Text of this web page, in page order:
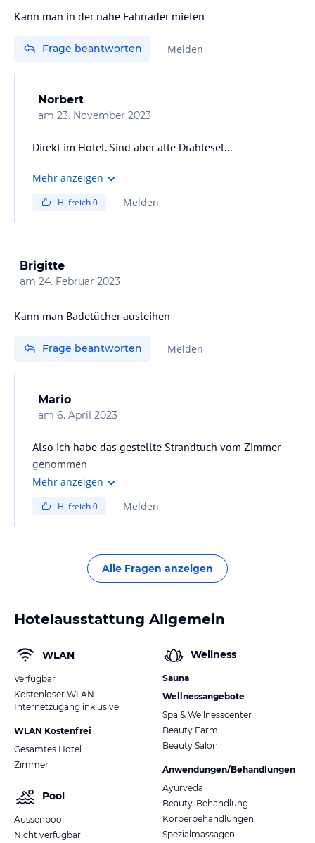
Frage beantworten Melden
Norbert
am 23. November 2023
Direkt im Hotel. Sind aber alte Drahtesel...
Mehr anzeigen
Hilfreich0 Melden
Brigitte
am 24. Februar 2023
Kann man Badetücher ausleihen
Frage beantworten Melden
Mario
am 6. April 2023
Also ich habe das gestellte Strandtuch vom Zimmer
genommen
Mehr anzeigen
Hilfreich0 Melden
Alle Fragen anzeigen
Hotelausstattung Allgemein
WLAN
Verfügbar
Kostenloser WLAN-
Internetzugang inklusive
WLAN Kostenfrei
Gesamtes Hotel
Zimmer
Pool
Aussenpool
Nicht verfügbar
Wellness
Sauna
Wellnessangebote
Spa & Wellnesscenter
Beauty Farm
Beauty Salon
Anwendungen/Behandlungen
Ayurveda
Beauty-Behandlung
Körperbehandlungen
Spezialmassagen